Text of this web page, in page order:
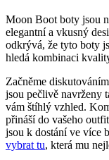
Moon ‍Boot boty jsou
elegantní⁣ a vkusný
odkrývá, že tyto boty
hledá kombinaci
Začněme
jsou pečlivě navrženy
‌vám​ štíhlý⁤ vzhled.
přináší do vašeho
jsou k dostání ve více
vybrat⁢ tu,‌ která mu